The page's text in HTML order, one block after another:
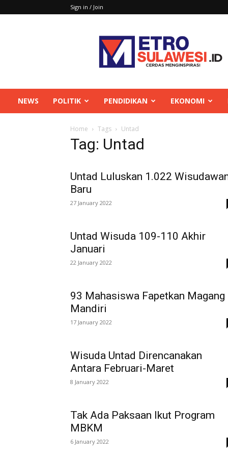
Sign in / Join
Metrosulawesi
NEWS POLITIK PENDIDIKAN EKONOMI
Home Tags Untad
Tag: Untad
Untad Luluskan 1.022
Baru
27 January 2022
Untad Wisuda 109-110 Akhir
Januari
22 January 2022
93 Mahasiswa Fapetkan Magang
Mandiri
17 January 2022
Wisuda Untad Direncanakan
Antara Februari-Maret
8 January 2022
Tak Ada Paksaan Ikut Program
MBKM
6 January 2022